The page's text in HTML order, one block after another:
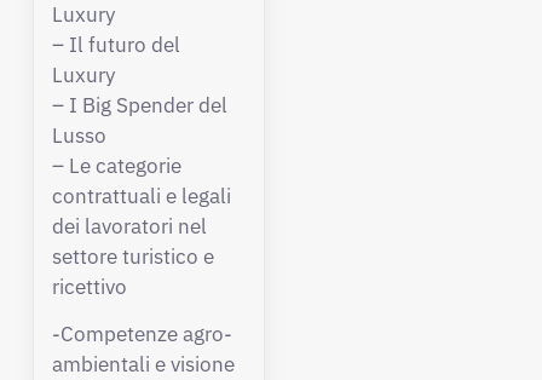
Luxury
– Il futuro del
Luxury
– I Big Spender del
Lusso
– Le categorie
contrattuali e legali
dei lavoratori nel
settore turistico e
ricettivo
-Competenze agro-
ambientali e visione